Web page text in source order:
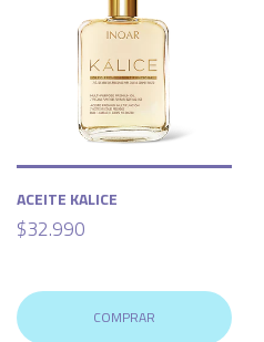
ACEITE KALICE
$32.990
COMPRAR